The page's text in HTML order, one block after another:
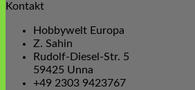
Kontakt
Hobbywelt Europa
Z. Sahin
Rudolf-Diesel-Str. 5
59425 Unna
+49 2303 9423767